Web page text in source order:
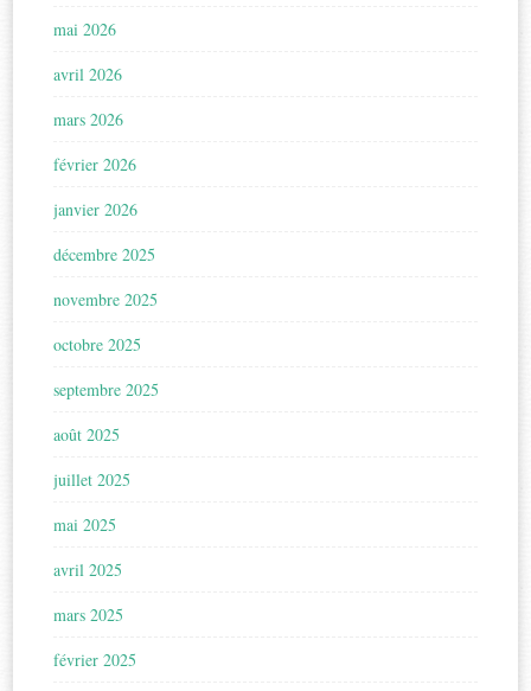
mai 2026
avril 2026
mars 2026
février 2026
janvier 2026
décembre 2025
novembre 2025
octobre 2025
septembre 2025
août 2025
juillet 2025
mai 2025
avril 2025
mars 2025
février 2025